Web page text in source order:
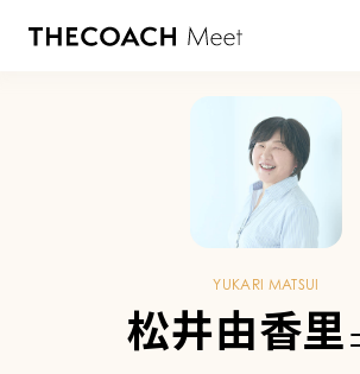
YUKARI MATSUI
松井由香里